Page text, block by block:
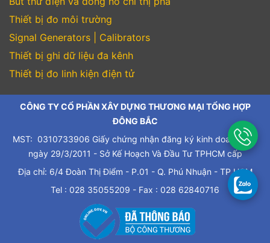
Thiết bị đo môi trường
Signal Generators | Calibrators
Thiết bị ghi dữ liệu đa kênh
Thiết bị đo linh kiện điện tử
CÔNG TY CỔ PHẦN XÂY DỰNG THƯƠNG MẠI TỔNG HỢP
ĐÔNG BẮC
MST: 0310733906 Giấy chứng nhận đăng ký kinh doanh cấp
ngày 29/3/2011 - Sở Kế Hoạch Và Đầu Tư TPHCM cấp
Địa chỉ: 6/4 Đoàn Thị Điểm - P.01 - Q. Phú Nhuận - TP.HCM
Tel : 028 35055209 - Fax : 028 62840716